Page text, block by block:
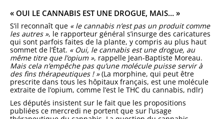
« OUI LE CANNABIS EST UNE DROGUE, MAIS… »
S’il reconnaît que « le cannabis n’est pas un produit comme
les autres », le rapporteur général s’insurge des caricatures
qui sont parfois faites de la plante, y compris au plus haut
sommet de l’État. « Oui, le cannabis est une drogue, au
même titre que l’opium », rappelle Jean-Baptiste Moreau.
Mais cela n’empêche pas qu’une molécule puisse servir à
des fins thérapeutiques ! »(La morphine, qui peut être
prescrite dans tous les hôpitaux français, est une molécule
extraite de l’opium, comme l’est le THC du cannabis, ndlr)
Les députés insistent sur le fait que les propositions
publiées ce mercredi ne portent que sur l’usage